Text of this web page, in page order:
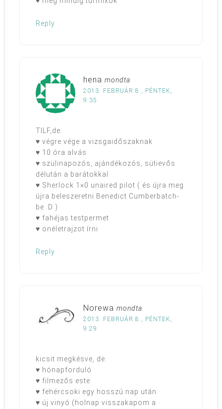
Reply
hena mondta
2013. FEBRUÁR 8., PÉNTEK,
9:35
TILF,de:
♥ végre vége a vizsgaidőszaknak
♥ 10 óra alvás
♥ szülinapozós, ajándékozós, sütievős
délután a barátokkal
♥ Sherlock 1×0 unaired pilot ( és újra meg
újra beleszeretni Benedict Cumberbatch-
be :D )
♥ fahéjas testpermet
♥ önéletrajzot írni
Reply
Norewa mondta
2013. FEBRUÁR 8., PÉNTEK,
9:29
kicsit megkésve, de:
♥ hónapforduló
♥ filmezős este
♥ fehércsoki egy hosszú nap után
♥ új vinyó (holnap visszakapom a